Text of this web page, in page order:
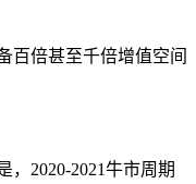
百倍甚至千倍增值空间
2020-2021牛市周期